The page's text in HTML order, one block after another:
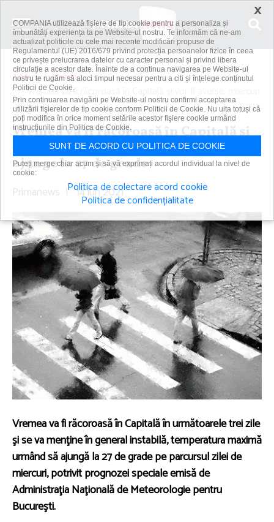
Acasă
Meteo
Vremea va fi răcoroasă în Capitală şi vor fi averse; miercuri
maxima va...
Vremea va fi răcoroasă în Capitală şi
vor fi averse; miercuri maxima va
ajunge la 27 de grade
Primanews | 14 iun 2021
Vremea va fi răcoroasă în Capitală în următoarele trei zile
şi se va menţine în general instabilă, temperatura maximă
urmând să ajungă la 27 de grade pe parcursul zilei de
miercuri, potrivit prognozei speciale emisă de
Administraţia Naţională de Meteorologie pentru
Bucureşti.
×
COMPANIA utilizează fişiere de tip cookie pentru a personaliza și
îmbunătăți experiența ta pe Website-ul nostru. Te informăm că ne-am
actualizat politicile cu cele mai recente modificări propuse de
Regulamentul (UE) 2016/679 privind protecția persoanelor fizice în ceea
ce privește prelucrarea datelor cu caracter personal și privind libera
circulație a acestor date. Înainte de a continua navigarea pe Website-ul
nostru te rugăm să aloci timpul necesar pentru a citi și înțelege conținutul
Politicii de Cookie.
Prin continuarea navigării pe Website-ul nostru confirmi acceptarea
utilizării fişierelor de tip cookie conform Politicii de Cookie. Nu uita totuși că
poți modifica în orice moment setările acestor fişiere cookie urmând
instrucțiunile din Politica de Cookie.
SUNT DE ACORD CU POLITICA DE COOKIE
Puteți merge chiar acum și să vă exprimați acordul individual la nivel de
cookie:
Politica de colectare acord cookie
Politica de confidențialitate